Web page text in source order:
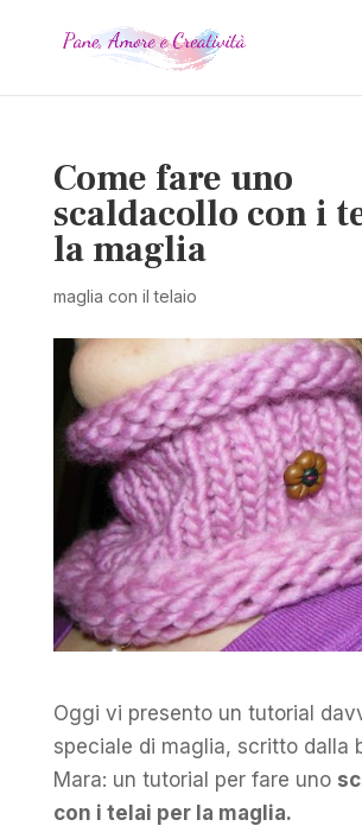
Come fare uno
scaldacollo con i
la maglia
maglia con il telaio
Oggi vi presento un tutorial
speciale di maglia, scritto dalla
Mara: un tutorial per fare uno
con i telai per la maglia.